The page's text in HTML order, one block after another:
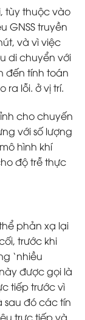
tùy thuộc vào
GNSS truyền
và vì việc
di chuyển với
đến tính toán
ra lỗi. ở vị trí.
cho chuyến
với số lượng
hình khí
độ trễ thực
phản xạ lại
trước khi
‘nhiều
được gọi là
tiếp trước vì
sau đó các tín
trực tiếp và